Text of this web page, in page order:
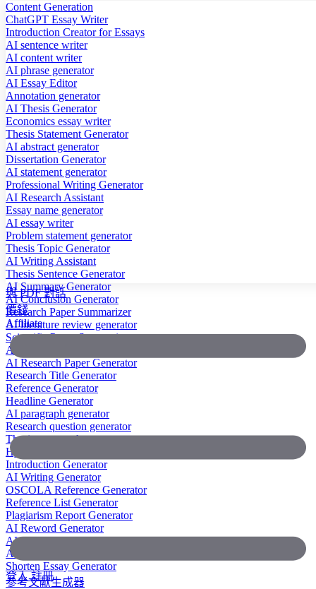
Content Generation
ChatGPT Essay Writer
Introduction Creator for Essays
AI sentence writer
AI content writer
AI phrase generator
AI Essay Editor
Annotation generator
AI Thesis Generator
Economics essay writer
Thesis Statement Generator
AI abstract generator
Dissertation Generator
AI statement generator
Professional Writing Generator
AI Research Assistant
Essay name generator
AI essay writer
Problem statement generator
Thesis Topic Generator
AI Writing Assistant
Thesis Sentence Generator
AI Summary Generator
AI Conclusion Generator
Research Paper Summarizer
AI literature review generator
Scientific Paper Summarizer
AI case study generator
AI Research Paper Generator
Research Title Generator
Reference Generator
Headline Generator
AI paragraph generator
Research question generator
Thesis paragraph generator
Hypothesis generator
Introduction Generator
AI Writing Generator
OSCOLA Reference Generator
Reference List Generator
Plagiarism Report Generator
AI Reword Generator
AI Bullet Point Generator
AI Legal Writing Generator
Shorten Essay Generator
参考文献生成器
與 PDF 對話
價錢
Affiliate
登入註冊